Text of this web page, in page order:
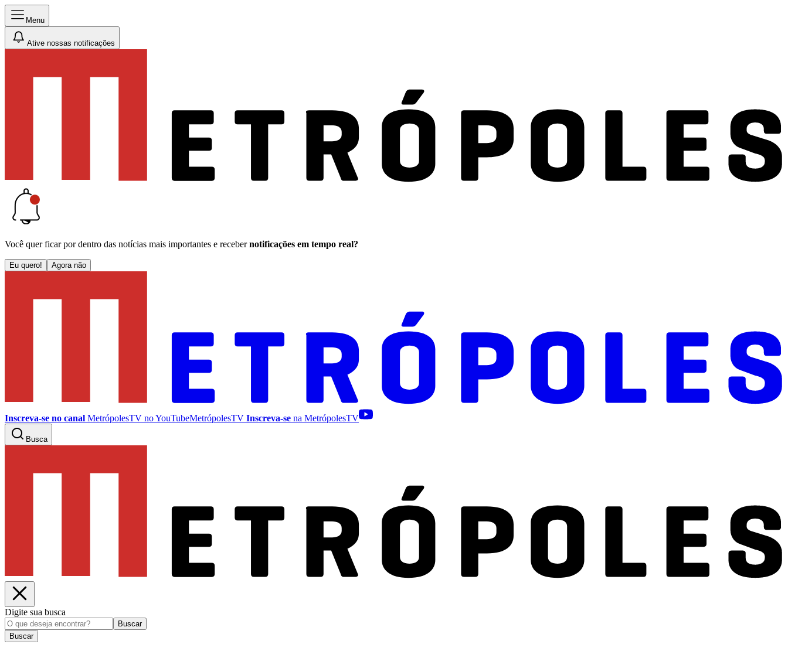
Menu
Ative nossas notificações
Você quer ficar por dentro das notícias mais importantes e receber notificações em tempo real?
Eu quero! Agora não
Inscreva-se no canal MetrópolesTV noYouTubeMetrópolesTV Inscreva-se na MetrópolesTV
Busca
Digite sua busca
Buscar
Buscar